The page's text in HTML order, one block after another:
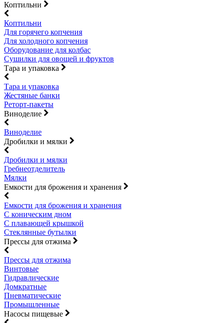
Коптильни
Коптильни
Для горячего копчения
Для холодного копчения
Оборудование для колбас
Сушилки для овощей и фруктов
Тара и упаковка
Тара и упаковка
Жестяные банки
Реторт-пакеты
Виноделие
Виноделие
Дробилки и мялки
Дробилки и мялки
Гребнеотделитель
Мялки
Емкости для брожения и хранения
Емкости для брожения и хранения
С коническим дном
С плавающей крышкой
Стеклянные бутылки
Прессы для отжима
Прессы для отжима
Винтовые
Гидравлические
Домкратные
Пневматические
Промышленные
Насосы пищевые